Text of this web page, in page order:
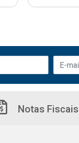
Notas Fiscais